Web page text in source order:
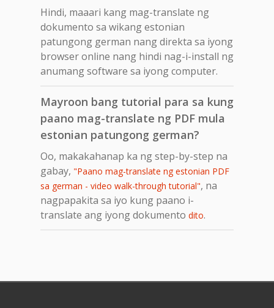
Hindi, maaari kang mag-translate ng
dokumento sa wikang estonian
patungong german nang direkta sa iyong
browser online nang hindi nag-i-install ng
anumang software sa iyong computer.
Mayroon bang tutorial para sa kung
paano mag-translate ng PDF mula
estonian patungong german?
Oo, makakahanap ka ng step-by-step na
gabay, "Paano mag-translate ng estonian PDF
sa german - video walk-through tutorial", na
nagpapakita sa iyo kung paano i-
translate ang iyong dokumento dito.